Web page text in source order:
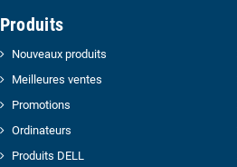
Produits
Nouveaux produits
Meilleures ventes
Promotions
Ordinateurs
Produits DELL